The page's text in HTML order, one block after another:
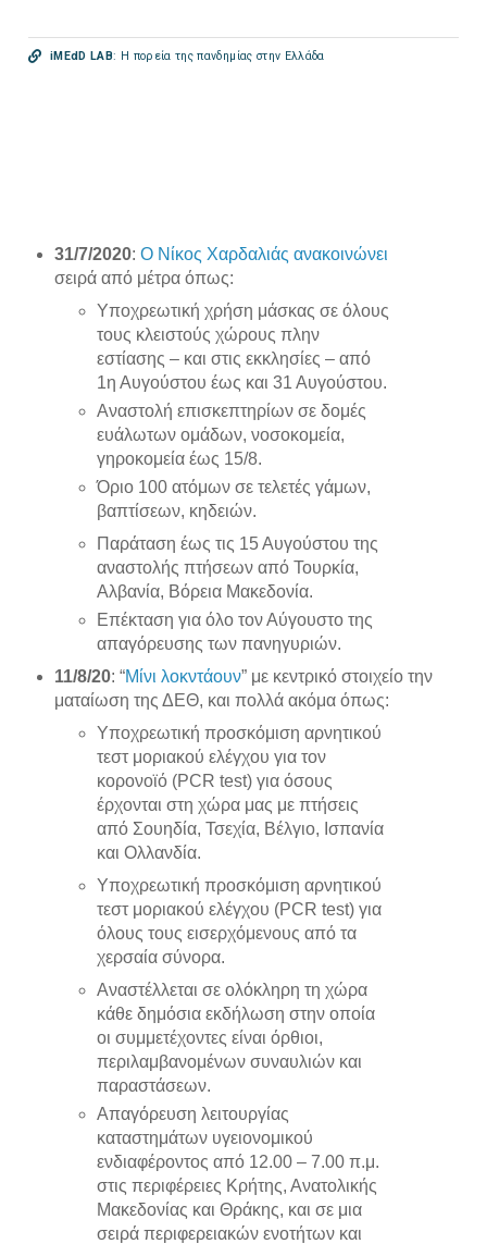
31/7/2020: Ο Νίκος Χαρδαλιάς ανακοινώνει
σειρά από μέτρα όπως:
Υποχρεωτική χρήση μάσκας σε όλους
τους κλειστούς χώρους πλην
εστίασης – και στις εκκλησίες – από
1η Αυγούστου έως και 31 Αυγούστου.
Αναστολή επισκεπτηρίων σε δομές
ευάλωτων ομάδων, νοσοκομεία,
γηροκομεία έως 15/8.
Όριο 100 ατόμων σε τελετές γάμων,
βαπτίσεων, κηδειών.
Παράταση έως τις 15 Αυγούστου της
αναστολής πτήσεων από Τουρκία,
Αλβανία, Βόρεια Μακεδονία.
Επέκταση για όλο τον Αύγουστο της
απαγόρευσης των πανηγυριών.
11/8/20: “Μίνι λοκντάουν” με κεντρικό στοιχείο την
ματαίωση της ΔΕΘ, και πολλά ακόμα όπως:
Υποχρεωτική προσκόμιση αρνητικού
τεστ μοριακού ελέγχου για τον
κορονοϊό (PCR test) για όσους
έρχονται στη χώρα μας με πτήσεις
από Σουηδία, Τσεχία, Βέλγιο, Ισπανία
και Ολλανδία.
Υποχρεωτική προσκόμιση αρνητικού
τεστ μοριακού ελέγχου (PCR test) για
όλους τους εισερχόμενους από τα
χερσαία σύνορα.
Αναστέλλεται σε ολόκληρη τη χώρα
κάθε δημόσια εκδήλωση στην οποία
οι συμμετέχοντες είναι όρθιοι,
περιλαμβανομένων συναυλιών και
παραστάσεων.
Απαγόρευση λειτουργίας
καταστημάτων υγειονομικού
ενδιαφέροντος από 12.00 – 7.00 π.μ.
στις περιφέρειες Κρήτης, Ανατολικής
Μακεδονίας και Θράκης, και σε μια
σειρά περιφερειακών ενοτήτων και